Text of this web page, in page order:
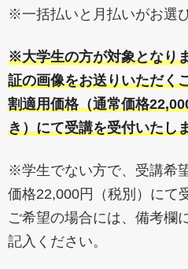
※一括払いと月払いがお選
※大学生の方が対象となり
証の画像をお送りいただく
割適用価格（通常価格
き）にて受講を受付いたし
※学生でない方で、受講希
価格22,000円（税別）にて
ご希望の場合には、備考欄
記入ください。